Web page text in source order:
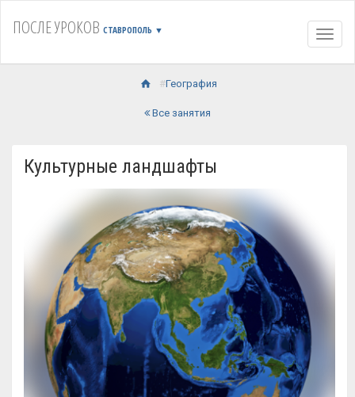
ПОСЛЕ УРОКОВ СТАВРОПОЛЬ ▼
География
Все занятия
Культурные ландшафты